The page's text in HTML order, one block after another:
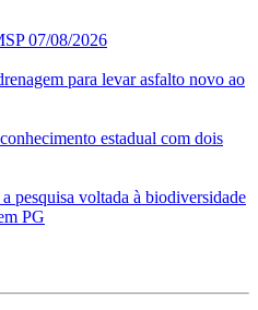
07/08/2026
para levar asfalto novo ao
estadual com dois
pesquisa voltada à biodiversidade
PG